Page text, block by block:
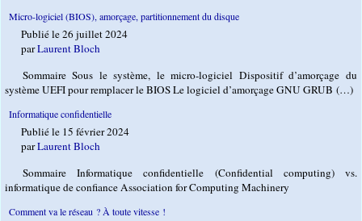
Micro-logiciel (BIOS), amorçage, partitionnement du disque
Publié le 26 juillet 2024
parLaurent Bloch
Sommaire Sous le système, le micro-logiciel Dispositif d’amorçage du
système UEFI pour remplacer le BIOS Le logiciel d’amorçage GNU GRUB (…)
Informatique confidentielle
Publié le 15 février 2024
parLaurent Bloch
Sommaire Informatique confidentielle (Confidential computing) vs.
informatique de confiance Association for Computing Machinery
Comment va le réseau ? À toute vitesse !